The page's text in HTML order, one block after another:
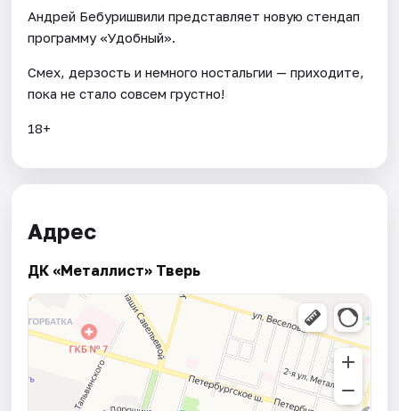
Андрей Бебуришвили представляет новую стендап
программу «Удобный».
Смех, дерзость и немного ностальгии — приходите,
пока не стало совсем грустно!
18+
Адрес
ДК «Металлист» Тверь